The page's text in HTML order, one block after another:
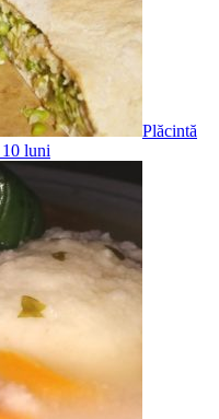
Plăcintă
10 luni